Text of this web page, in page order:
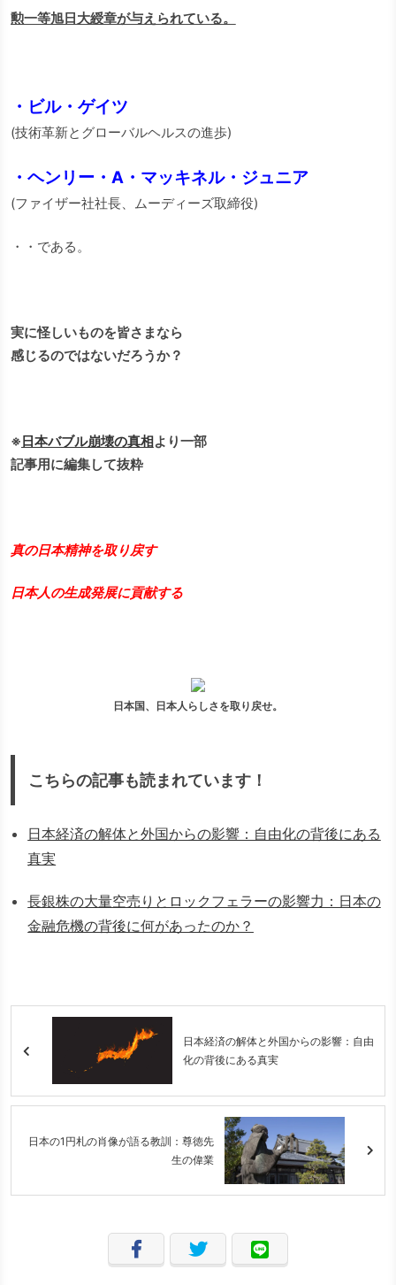
勲一等旭日大綬章が与えられている。
・ビル・ゲイツ
(技術革新とグローバルヘルスの進歩)
・ヘンリー・A・マッキネル・ジュニア
(ファイザー社社長、ムーディーズ取締役)
・・である。
実に怪しいものを皆さまなら
感じるのではないだろうか？
※日本バブル崩壊の真相より一部
記事用に編集して抜粋
真の日本精神を取り戻す
日本人の生成発展に貢献する
日本国、日本人らしさを取り戻せ。
こちらの記事も読まれています！
日本経済の解体と外国からの影響：自由化の背後にある
真実
長銀株の大量空売りとロックフェラーの影響力：日本の
金融危機の背後に何があったのか？
日本経済の解体と外国からの影響：自由
化の背後にある真実
日本の1円札の肖像が語る教訓：尊徳先
生の偉業